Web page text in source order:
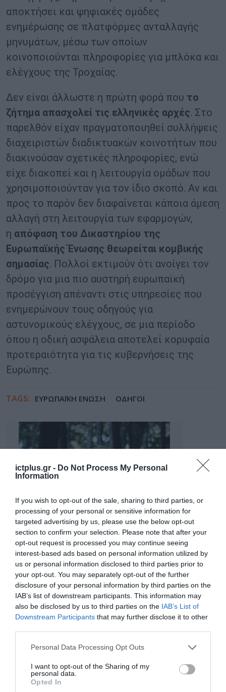
ictplus.gr - Do Not Process My Personal
Information
If you wish to opt-out of the sale, sharing to third parties, or
processing of your personal or sensitive information for
targeted advertising by us, please use the below opt-out
section to confirm your selection. Please note that after your
opt-out request is processed you may continue seeing
interest-based ads based on personal information utilized by
us or personal information disclosed to third parties prior to
your opt-out. You may separately opt-out of the further
disclosure of your personal information by third parties on the
IAB’s list of downstream participants. This information may
also be disclosed by us to third parties on the IAB’s List of
Downstream Participants that may further disclose it to other
Please note that this website/app uses one or more Google
not limited to your visit or usage behaviour. You may click to
grant or deny consent to Google and its third-party tags to
use your data for below specified purposes in below Google
Personal Data Processing Opt Outs
I want to opt-out of the Sharing of my
personal data.
Opted In
αποκτήσει και ψηφιακές ομάδες
ενημέρωσης σε πλατφόρμες ανταλλαγής
μηνυμάτων, μέσω των οποίων
κοινοποιούνται πληροφορίες για μπλόκα και
ελέγχους της Τροχαίας.
Δεν είναι άλλωστε η πρώτη φορά που το
ζήτημα απασχολεί τις ελληνικές αρχές. Στο
παρελθόν είχαν πραγματοποιηθεί συλλήψεις
διαχειριστών διαδικτυακών κοινοτήτων που
διακινούσαν σχετικές πληροφορίες, ενώ
είχε διακοπεί και η λειτουργία ομάδων που
χρησιμοποιούνταν για τον ίδιο σκοπό. Αν και
προς το παρόν δεν διαφαίνεται κάποια άμεση
αλλαγή στη λειτουργία των εφαρμογών,
η απόφαση του Δικαστηρίου της
Ευρωπαϊκής Ένωσης θεωρείται κομβικής
σημασίας. Πολλοί εκτιμούν ότι ανοίγει τον
δρόμο για μια πιο αυστηρή ευρωπαϊκή
προσέγγιση απέναντι στις υπηρεσίες που
ενημερώνουν τους οδηγούς για
αστυνομικούς ελέγχους, σε μια περίοδο
όπου η οδική ασφάλεια αποτελεί κορυφαία
προτεραιότητα για τις κυβερνήσεις της
Ευρώπης.
TAGS: ΕΥΡΩΠΑΪΚΗ ΕΝΩΣΗ ΟΔΗΓΟΙ